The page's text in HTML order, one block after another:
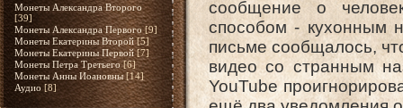
Монеты Александра Второго
[39]
Монеты Александра Первого [9]
Монеты Екатерины Второй [5]
Монеты Екатерины Первой [7]
Монеты Петра Третьего [6]
Монеты Анны Иоановны [14]
Аудио [8]
сообщение о
способом - кухонным
письме сообщалось,
видео со странным
YouTube